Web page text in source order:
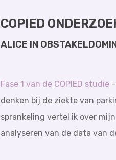
COPIED
ALICE IN
Fase 1 van de COPIED studie–
denken bij de ziekte van
sprankeling vertel ik over
analyseren van de data van